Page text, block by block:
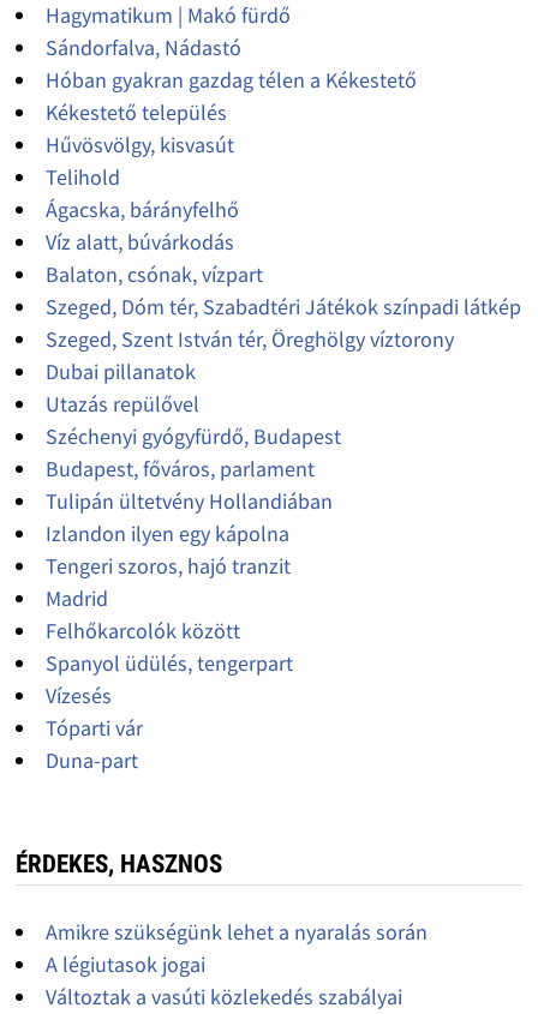
Hagymatikum | Makó fürdő
Sándorfalva, Nádastó
Hóban gyakran gazdag télen a Kékestető
Kékestető település
Hűvösvölgy, kisvasút
Telihold
Ágacska, bárányfelhő
Víz alatt, búvárkodás
Balaton, csónak, vízpart
Szeged, Dóm tér, Szabadtéri Játékok színpadi látkép
Szeged, Szent István tér, Öreghölgy víztorony
Dubai pillanatok
Utazás repülővel
Széchenyi gyógyfürdő, Budapest
Budapest, főváros, parlament
Tulipán ültetvény Hollandiában
Izlandon ilyen egy kápolna
Tengeri szoros, hajó tranzit
Madrid
Felhőkarcolók között
Spanyol üdülés, tengerpart
Vízesés
Tóparti vár
Duna-part
ÉRDEKES, HASZNOS
Amikre szükségünk lehet a nyaralás során
A légiutasok jogai
Változtak a vasúti közlekedés szabályai